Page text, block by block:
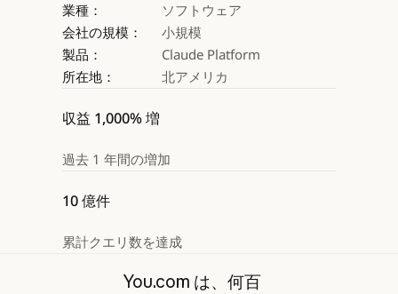
業種：
ソフトウェア
会社の規模：
小規模
製品：
Claude Platform
所在地：
北アメリカ
収益 1,000% 増
過去 1 年間の増加
10 億件
累計クエリ数を達成
You.com は、何百